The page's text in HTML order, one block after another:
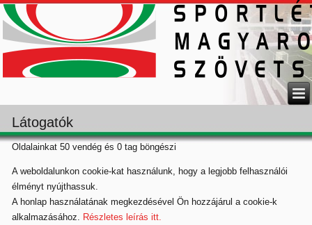
Látogatók
Oldalainkat 50 vendég és 0 tag böngészi
A weboldalunkon cookie-kat használunk, hogy a legjobb felhasználói
élményt nyújthassuk.
A honlap használatának megkezdésével Ön hozzájárul a cookie-k
alkalmazásához. Részletes leírás itt.